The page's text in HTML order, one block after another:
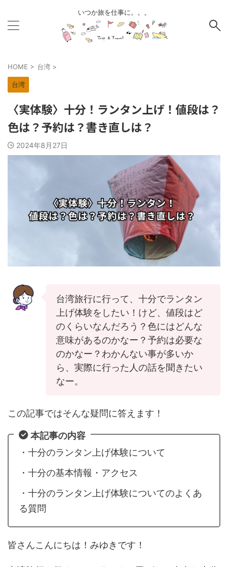
いつか旅を仕事に。。。
HOME > 台湾 >
台湾
〈実体験〉十分！ランタン上げ！値段は？
色は？予約は？書き直しは？
2024年8月27日
台湾旅行に行って、十分でランタン
上げ体験をしたい！けど、値段はど
のくらいなんだろう？色にはどんな
意味があるのかなー？予約は必要な
のかなー？わかんない事が多いか
ら、実際に行った人の話を聞きたい
なー。
この記事ではそんな疑問に答えます！
本記事の内容
・十分のランタン上げ体験について
・十分の基本情報・アクセス
・十分のランタン上げ体験についてのよくあ
る質問
皆さんこんにちは！みゆきです！